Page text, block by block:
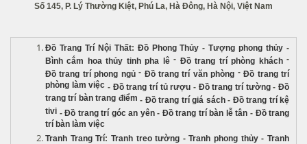
Số 145, P. Lý Thường Kiệt, Phú La, Hà Đông, Hà Nội, Việt Nam
Đồ Trang Trí Nội Thất: Đồ Phong Thủy -Tượng phong thủy -
Bình cắm hoa thủy tinh pha lê- Đồ trang trí phòng khách-
Đồ trang trí phong ngủ- Đồ trang trí văn phòng -Đồ trang trí
phòng làm việc - Đồ trang trí tủ rượu - Đồ trang trí tường-Đồ
trang trí bàn trang điểm - Đồ trang trí giá sách- Đồ trang trí kệ
tivi -Đồ trang trí góc an yên- Đồ trang trí bàn lễ tân - Đồ trang
trí bàn làm việc
Tranh Trang Trí: Tranh treo tường -Tranh phong thủy-Tranh